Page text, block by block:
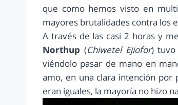
que como hemos visto en
mayores brutalidades contra los
A través de las casi 2 horas y
Northup (Chiwetel Ejiofor)
viéndolo pasar de mano en
amo, en una clara intención por
eran iguales, la mayoría no hizo